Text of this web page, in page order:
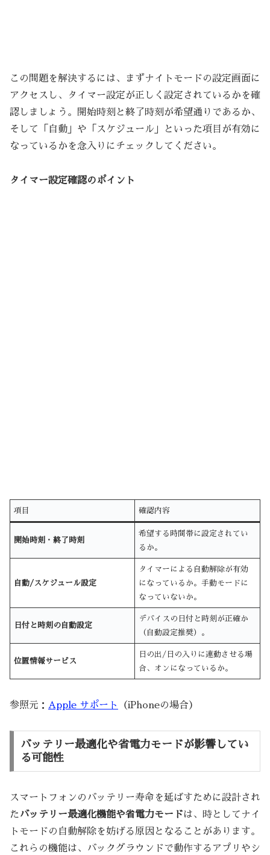
この問題を解決するには、まずナイトモードの設定画面に
アクセスし、タイマー設定が正しく設定されているかを確
認しましょう。開始時刻と終了時刻が希望通りであるか、
そして「自動」や「スケジュール」といった項目が有効に
なっているかを念入りにチェックしてください。
タイマー設定確認のポイント
項目 確認内容
開始時刻・終了時刻
希望する時間帯に設定されてい
るか。
自動/スケジュール設定
タイマーによる自動解除が有効
になっているか。手動モードに
なっていないか。
日付と時刻の自動設定
デバイスの日付と時刻が正確か
（自動設定推奨）。
位置情報サービス
日の出/日の入りに連動させる場
合、オンになっているか。
参照元： Apple サポート （iPhoneの場合）
バッテリー最適化や省電力モードが影響してい
る可能性
スマートフォンのバッテリー寿命を延ばすために設計され
た バッテリー最適化機能や省電力モードは、時としてナイ
トモードの自動解除を妨げる原因となることがあります。
これらの機能は、バックグラウンドで動作するアプリやシ